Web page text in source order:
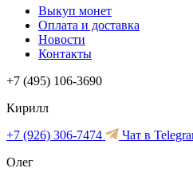
Выкуп монет
Оплата и доставка
Новости
Контакты
+7 (495) 106-3690
Кирилл
+7 (926) 306-7474
Чат в
Олег